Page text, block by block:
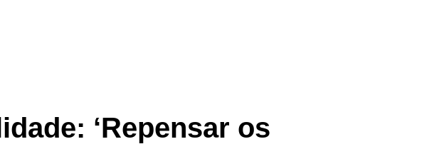
‘Repensar os